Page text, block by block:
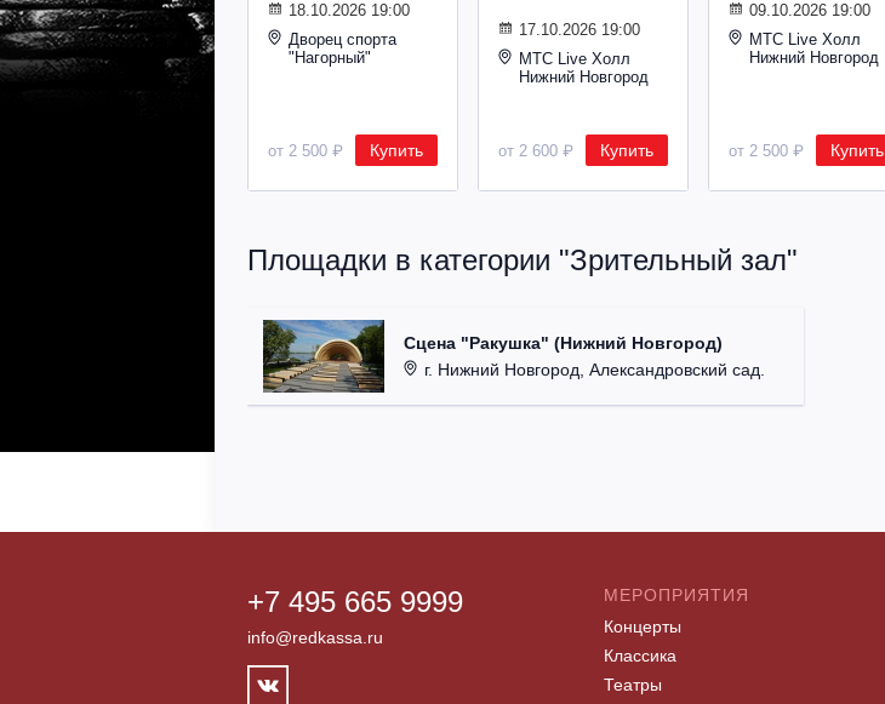
18.10.2026 19:00
Дворец спорта
"Нагорный"
от 2 500 ₽ Купить
17.10.2026 19:00
МТС Live Холл
Нижний Новгород
от 2 600 ₽ Купить
09.10.2026 19:00
МТС Live Холл
Нижний Новгород
от 2 500 ₽ Купить
Площадки в категории "Зрительный зал"
Сцена "Ракушка" (Нижний Новгород)
г. Нижний Новгород, Александровский сад.
+7 495 665 9999
info@redkassa.ru
МЕРОПРИЯТИЯ
Концерты
Классика
Театры